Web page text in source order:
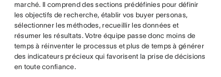
marché. Il comprend des sections prédéfinies pour définir
les objectifs de recherche, établir vos buyer personas,
sélectionner les méthodes, recueillir les données et
résumer les résultats. Votre équipe passe donc moins de
temps à réinventer le processus et plus de temps à générer
des indicateurs précieux qui favorisent la prise de décisions
en toute confiance.